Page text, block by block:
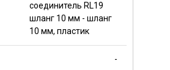
соединитель RL19
шланг 10 мм - шланг
10 мм, пластик
-